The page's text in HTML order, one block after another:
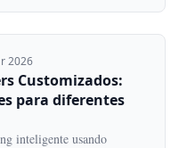
2026
Customizados:
para diferentes
inteligente usando